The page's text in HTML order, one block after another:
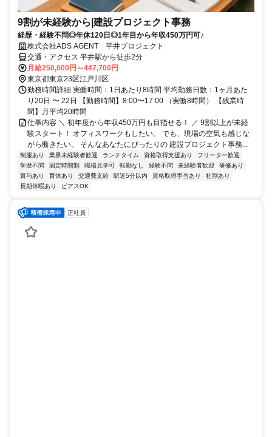
9割が未経験から|建設プロジェクト事務
経歴・経験不問◎年休120日◎1年目から年収450万円可♪
株式会社ADS AGENT 平井プロジェクト
交通・アクセス 平井駅から徒歩2分
月給250,000円～447,700円
東京都東京23区江戸川区
勤務時間詳細 実働時間：1日あたり8時間 平均勤務日数：1ヶ月あた
り20日 〜 22日 【勤務時間】8:00〜17:00 （実働8時間） 【残業時
間】月平均20時間
仕事内容 ＼ 初年度から年収450万円も目指せる！ ／ 9割以上が未経
験スタート！ オフィスワークもしたい。 でも、現場の空気も感じな
がら働きたい。 そんなあなたにぴったりの 建設プロジェクト事務...
制服あり 業界未経験者歓迎 ランチタイム 資格取得支援あり
フリーター歓迎
学歴不問
固定時間制 職場見学可 転勤なし 経験不問 未経験者歓迎
研修あり
賞与あり
育休あり 交通費支給 駅近5分以内 資格取得手当あり
社割あり
長期休暇あり
ピアスOK
正社員